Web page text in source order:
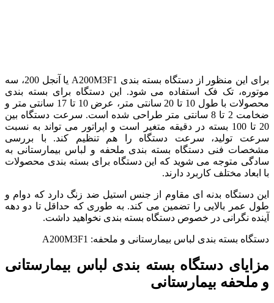
برای این منظور از دستگاه بسته بندی A200M3F1 یا آنجل 200، سه
موتوره، تک فک استفاده می شود. این دستگاه برای بسته بندی
محصولات با طول 10 تا 20 سانتی متر، عرض 10 تا 17 سانتی متر و
ضخامت 2 تا 8 سانتی متر طراحی شده است. سرعت دستگاه بین
20 تا 100 بسته در دقیقه متغیر است و اپراتور می تواند به نسبت
سرعت تولید، سرعت دستگاه را هم تنظیم کند. با بررسی
مشخصات فنی دستگاه بسته بندی ملحفه و لباس بیمارستانی به
سادگی متوجه می شوید که این دستگاه برای بسته بندی محصولات
با ابعاد مختلف کاربرد دارند.
این دستگاه بدنه ای مقاوم از جنس استیل ضد زنگ دارد که دوام و
طول عمر بالایی را تضمین می کند. به طوری که حداقل تا دو دهه
آینده نگرانی در خصوص دستگاه بسته بندی نخواهید داشت.
دستگاه بسته بندی لباس بیمارستانی و ملحفه: A200M3F1
مزایای دستگاه بسته بندی لباس بیمارستانی
و ملحفه بیمارستانی